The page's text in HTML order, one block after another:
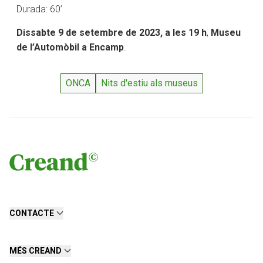
Durada: 60’
Dissabte 9 de setembre de 2023, a les 19 h, Museu
de l’Automòbil a Encamp.
ONCA Nits d'estiu als museus
CONTACTE
MÉS CREAND